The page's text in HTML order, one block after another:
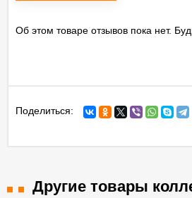
Об этом товаре отзывов пока нет.
Поделиться:
Другие товары